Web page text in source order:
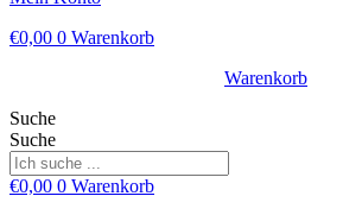
€0,00 0 Warenkorb
Warenkorb
Suche
Suche
€0,00 0 Warenkorb